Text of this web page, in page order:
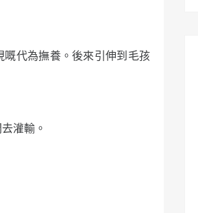
代為撫養。後來引伸到毛孩
灌輸。